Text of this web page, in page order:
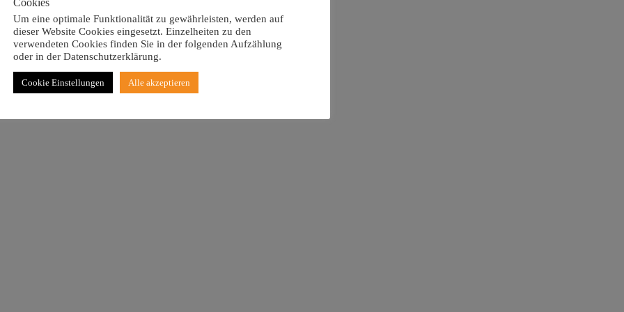
Um eine optimale Funktionalität zu gewährleisten, werden auf
dieser Website Cookies eingesetzt. Einzelheiten zu den
verwendeten Cookies finden Sie in der folgenden Aufzählung
oder in der Datenschutzerklärung.
Cookie Einstellungen Alle akzeptieren